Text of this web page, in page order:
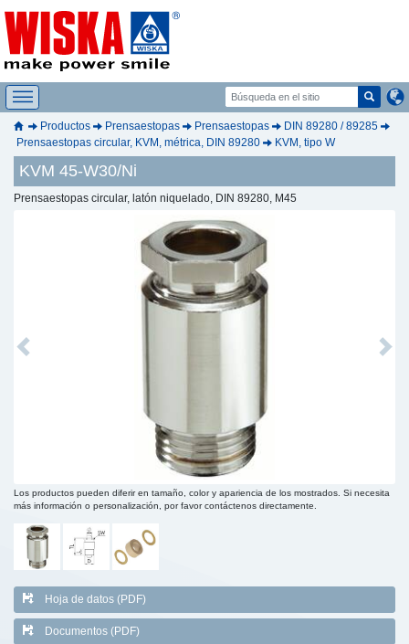
Productos Prensaestopas Prensaestopas
DIN 89280 / 89285
Prensaestopas circular, KVM, métrica, DIN 89280
KVM, tipo W
KVM 45-W30/Ni
Prensaestopas circular, latón niquelado, DIN 89280, M45
Previous Next
Los productos pueden diferir en tamaño, color y apariencia de los mostrados. Si necesita
más información o personalización, por favor contáctenos directamente.
Hoja de datos (PDF)
Documentos (PDF)